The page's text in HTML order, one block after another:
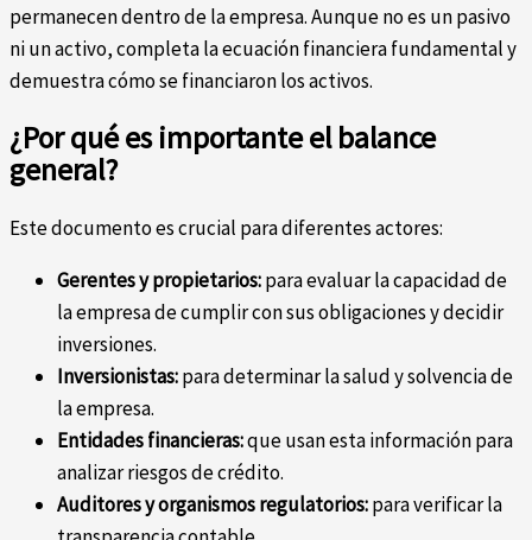
permanecen dentro de la empresa. Aunque no es un pasivo
ni un activo, completa la ecuación financiera fundamental y
demuestra cómo se financiaron los activos.
¿Por qué es importante el balance
general?
Este documento es crucial para diferentes actores:
Gerentes y propietarios:para evaluar la capacidad de
la empresa de cumplir con sus obligaciones y decidir
inversiones.
Inversionistas:para determinar la salud y solvencia de
la empresa.
Entidades financieras:que usan esta información para
analizar riesgos de crédito.
Auditores y organismos regulatorios:para verificar la